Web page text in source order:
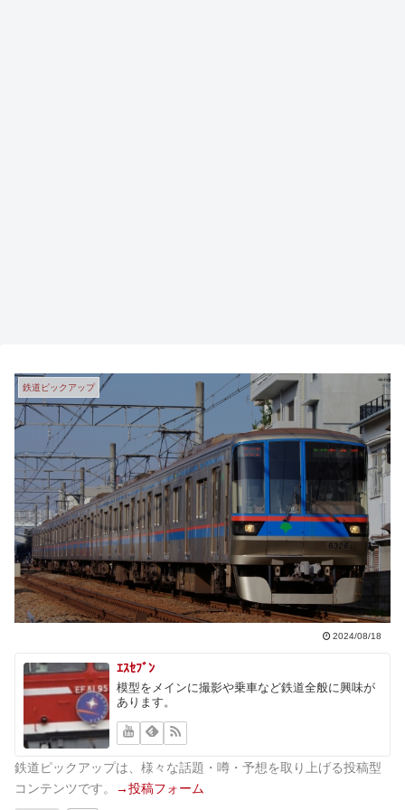
鉄道ピックアップ
2024/08/18
ｴｽｾﾌﾞﾝ
模型をメインに撮影や乗車など鉄道全般に興味が
あります。
鉄道ピックアップは、様々な話題・噂・予想を取り上げる投稿型
コンテンツです。
→投稿フォーム